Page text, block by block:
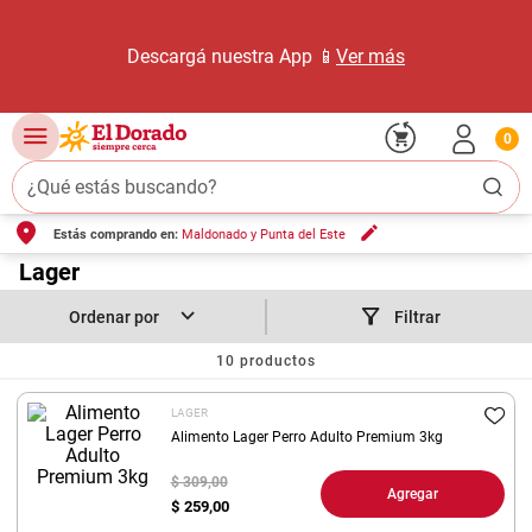
Descargá nuestra App 📱 Ver más
¿Qué estás buscando?
0
Estás comprando en: Maldonado y Punta del Este
Lager
Filtrar
10 productos
LAGER
Alimento Lager Perro Adulto Premium 3kg
$ 259,00
$ 309,00
Agregar
TÉRMINOS MÁS BUSCADOS
leche
4. queso
5. pollo
. bondiola
. fideos